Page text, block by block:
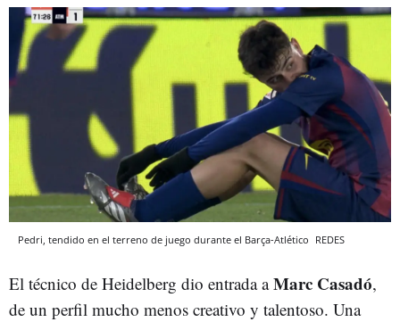
Pedri, tendido en el terreno de juego durante el Barça-Atlético REDES
El técnico de Heidelberg dio entrada aMarc Casadó,
de un perfil mucho menos creativo y talentoso. Una